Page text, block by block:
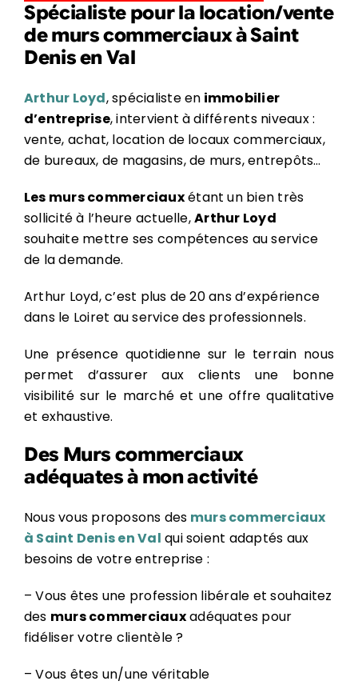
Spécialiste pour la location/vente
de murs commerciaux à Saint
Denis en Val
Arthur Loyd, spécialiste en immobilier
d’entreprise, intervient à différents niveaux :
vente, achat, location de locaux commerciaux,
de bureaux, de magasins, de murs, entrepôts…
Les murs commerciauxétant un bien très
sollicité à l’heure actuelle,Arthur Loyd
souhaite mettre ses compétences au service
de la demande.
Arthur Loyd, c’est plus de 20 ans d’expérience
dans le Loiret au service des professionnels.
Une présence quotidienne sur le terrain nous
permet d’assurer aux clients une bonne
visibilité sur le marché et une offre qualitative
et exhaustive.
Des Murs commerciaux
adéquates à mon activité
Nous vous proposons des murs commerciaux
à Saint Denis en Val qui soient adaptés aux
besoins de votre entreprise :
– Vous êtes une profession libérale et souhaitez
des murs commerciauxadéquates pour
fidéliser votre clientèle ?
– Vous êtes un/une véritable